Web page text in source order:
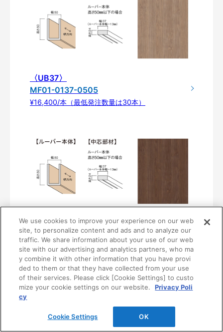
〈UB37〉
MF01-0137-0505
¥16,400/本（最低発注数量は30本）
〈UB38〉
MF01-0138-0505
¥16,400/本（最低発注数量は30本）
We use cookies to improve your experience on our web
site, to personalize content and ads and to analyze our
traffic. We share information about your use of our web
site with our advertising and analytics partners, who ma
y combine it with other information that you have provi
ded to them or that they have collected from your use
of their services. Please click [Cookie Settings] to custo
mize your cookie settings on our website.
Privacy Poli
cy
Cookie Settings OK